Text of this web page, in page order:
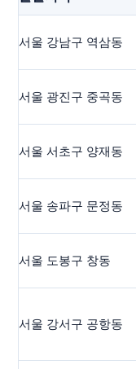
서울 강남구 역삼동
서울 광진구 중곡동
서울 서초구 양재동
서울 송파구 문정동
서울 도봉구 창동
서울 강서구 공항동